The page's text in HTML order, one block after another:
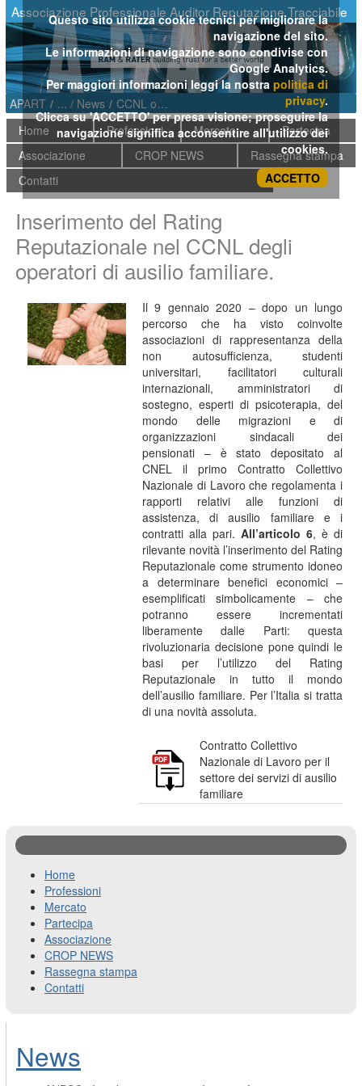
Skip to Content
Associazione Professionale Auditor Reputazione Tracciabile
APART / News /
CCNL operatori di ausilio familiare
Home
Professioni Mercato
Partecipa
Associazione
CROP NEWS
Rassegna stampa
Contatti
Inserimento del Rating
Reputazionale nel CCNL degli
operatori di ausilio familiare.
Il 9 gennaio 2020 – dopo un lungo
percorso che ha visto coinvolte
associazioni di rappresentanza della
non autosufficienza, studenti
universitari, facilitatori culturali
internazionali, amministratori di
sostegno, esperti di psicoterapia, del
mondo delle migrazioni e di
organizzazioni sindacali dei
pensionati – è stato depositato al
CNEL il primo Contratto Collettivo
Nazionale di Lavoro che regolamenta i
rapporti relativi alle funzioni di
assistenza, di ausilio familiare e i
contratti alla pari. All’articolo 6, è di
rilevante novità l’inserimento del Rating
Reputazionale come strumento idoneo
a determinare benefici economici –
esemplificati simbolicamente – che
potranno essere incrementati
liberamente dalle Parti: questa
rivoluzionaria decisione pone quindi le
basi per l’utilizzo del Rating
Reputazionale in tutto il mondo
dell’ausilio familiare. Per l’Italia si tratta
di una novità assoluta.
Contratto Collettivo
Nazionale di Lavoro per il
settore dei servizi di ausilio
familiare
Home
Professioni
Mercato
Partecipa
Associazione
CROP NEWS
Rassegna stampa
Contatti
News
Questo sito utilizza cookie tecnici per migliorare la
navigazione del sito.
Le informazioni di navigazione sono condivise con
Google Analytics.
Per maggiori informazioni leggi la nostra politica di
privacy.
Clicca su 'ACCETTO' per presa visione; proseguire la
navigazione significa acconsentire all'utilizzo dei
cookies.
ACCETTO